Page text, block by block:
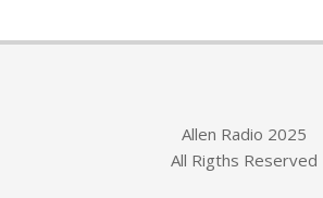
Allen Radio 2025
All Rigths Reserved